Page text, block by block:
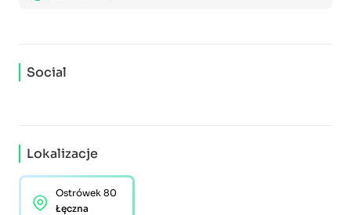
Social
Lokalizacje
Ostrówek 80
Łęczna